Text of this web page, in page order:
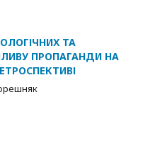
ТА
ПРОПАГАНДИ НА